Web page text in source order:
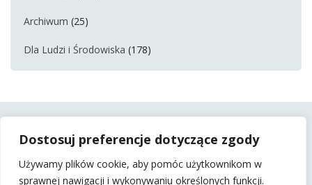
Dostosuj preferencje dotyczące zgody
Używamy plików cookie, aby pomóc użytkownikom w
sprawnej nawigacji i wykonywaniu określonych funkcji.
Archiwum (25)
Dla Ludzi i Środowiska (178)